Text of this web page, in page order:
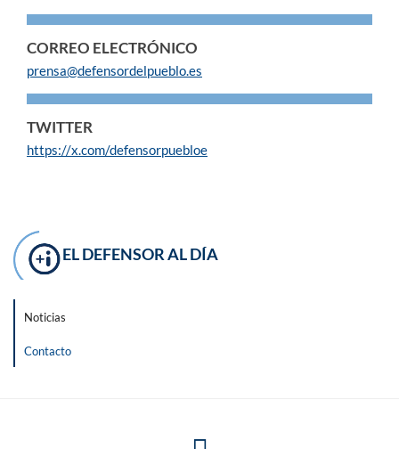
CORREO ELECTRÓNICO
prensa@defensordelpueblo.es
TWITTER
https://x.com/defensorpuebloe
EL DEFENSOR AL DÍA
Noticias
Contacto